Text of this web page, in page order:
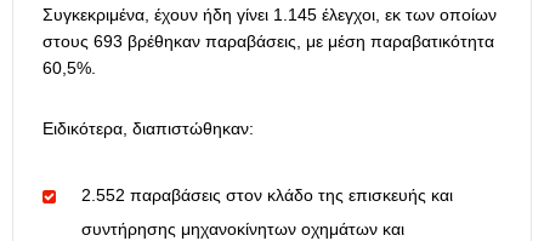
Συγκεκριμένα, έχουν ήδη γίνει 1.145 έλεγχοι, εκ των οποίων
στους 693 βρέθηκαν παραβάσεις, με μέση παραβατικότητα
60,5%.
Ειδικότερα, διαπιστώθηκαν:
2.552 παραβάσεις στον κλάδο της επισκευής και
συντήρησης μηχανοκίνητων οχημάτων και